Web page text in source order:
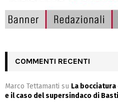
COMMENTI RECENTI
Marco Tettamanti su La
e il caso del supersindaco di